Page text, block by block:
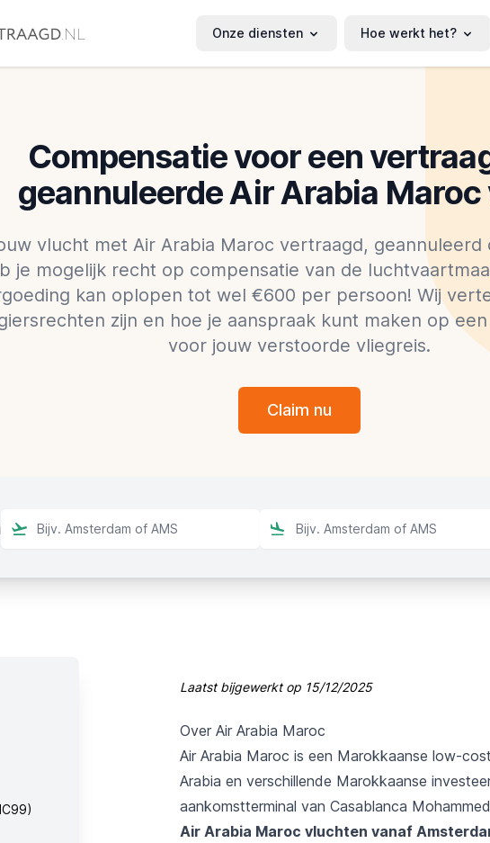
Onze diensten Hoe werkt het?
Compensatie voor een
geannuleerde Air Arabia
vlucht met Air Arabia Maroc vertraagd,
je mogelijk recht op compensatie van de
kan oplopen tot wel €600 per persoon! Wij
zijn en hoe je aanspraak kunt maken op
voor jouw verstoorde vliegreis.
Claim nu
Laatst bijgewerkt op 15/12/2025
Over Air Arabia Maroc
Air Arabia Maroc is een Marokkaanse low-
Arabia en verschillende Marokkaanse
aankomstterminal van Casablanca
Air Arabia Maroc vluchten vanaf